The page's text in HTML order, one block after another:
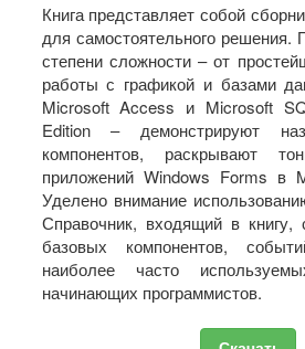
Книга представляет собой
для самостоятельного решения.
степени сложности – от
работы с графикой и базами
Microsoft Access и Microsoft
Edition – демонстрируют
компонентов, раскрывают
приложений Windows Forms в
Уделено внимание
Справочник, входящий в книгу,
базовых компонентов,
наиболее часто
начинающих программистов.